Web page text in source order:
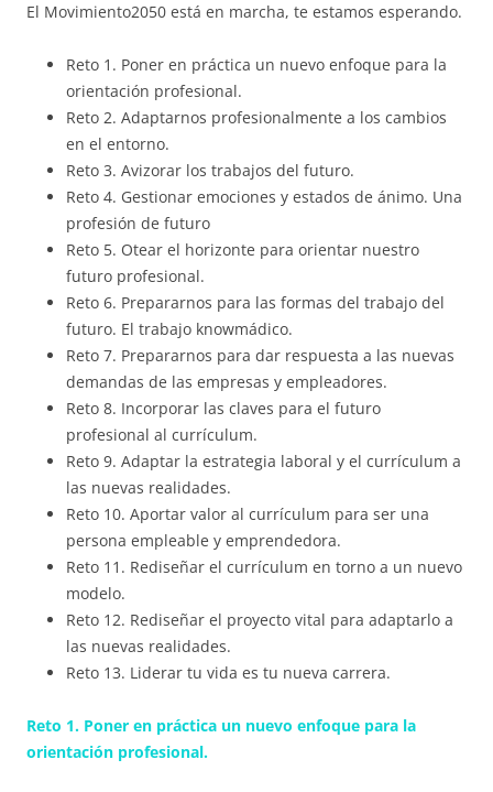
El Movimiento2050 está en marcha, te estamos esperando.
Reto 1. Poner en práctica un nuevo enfoque para la
orientación profesional.
Reto 2. Adaptarnos profesionalmente a los cambios
en el entorno.
Reto 3. Avizorar los trabajos del futuro.
Reto 4. Gestionar emociones y estados de ánimo. Una
profesión de futuro
Reto 5. Otear el horizonte para orientar nuestro
futuro profesional.
Reto 6. Prepararnos para las formas del trabajo del
futuro. El trabajo knowmádico.
Reto 7. Prepararnos para dar respuesta a las nuevas
demandas de las empresas y empleadores.
Reto 8. Incorporar las claves para el futuro
profesional al currículum.
Reto 9. Adaptar la estrategia laboral y el currículum a
las nuevas realidades.
Reto 10. Aportar valor al currículum para ser una
persona empleable y emprendedora.
Reto 11. Rediseñar el currículum en torno a un nuevo
modelo.
Reto 12. Rediseñar el proyecto vital para adaptarlo a
las nuevas realidades.
Reto 13. Liderar tu vida es tu nueva carrera.
Reto 1. Poner en práctica un nuevo enfoque para la
orientación profesional.